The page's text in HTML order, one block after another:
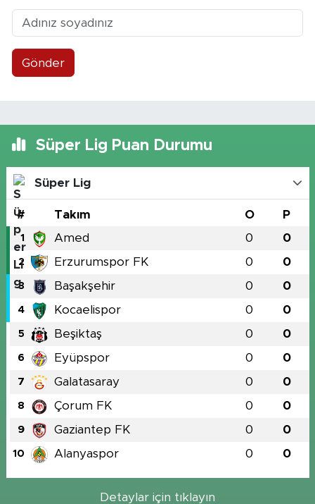
Gönder
Süper Lig Puan Durumu
Süper Lig
# Takım O P
1 Amed 0 0
2 Erzurumspor FK 0 0
3 Başakşehir 0 0
4 Kocaelispor 0 0
5 Beşiktaş 0 0
6 Eyüpspor 0 0
7 Galatasaray 0 0
8 Çorum FK 0 0
9 Gaziantep FK 0 0
10 Alanyaspor 0 0
Detaylar için tıklayın